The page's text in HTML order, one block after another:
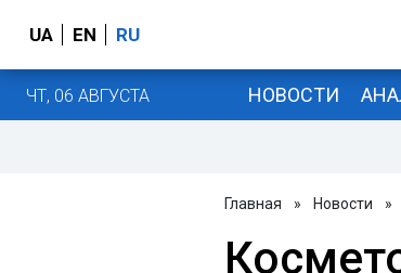
UA EN RU
ЧТ, 06 АВГУСТА НОВОСТИ
Главная » Новости »